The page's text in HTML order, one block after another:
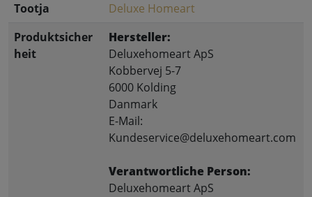
Tootja
Deluxe Homeart
Produktsicher
heit
Hersteller:
Deluxehomeart ApS
Kobbervej 5-7
6000 Kolding
Danmark
E-Mail:
Kundeservice@deluxehomeart.com
Verantwortliche Person:
Deluxehomeart ApS